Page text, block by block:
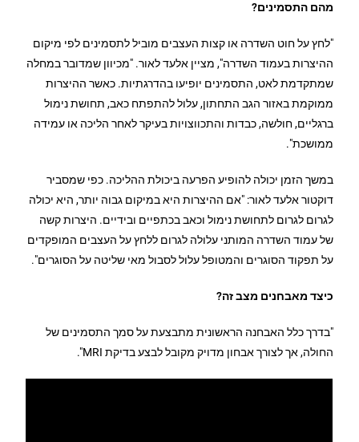
מהם התסמינים?
"לחץ על חוט השדרה או קצות העצבים מוביל לתסמינים לפי מיקום
ההיצרות בעמוד השדרה", מציין אלעד לאור. "מכיוון שמדובר במחלה
שמתקדמת לאט, התסמינים יופיעו בהדרגתיות. כאשר ההיצרות
ממוקמת באזור הגב התחתון, עלול להתפתח כאב, תחושת נימול
ברגליים, חולשה, כבדות והתכווצויות בעיקר לאחר הליכה או עמידה
ממושכת".
במשך הזמן יכולה להופיע הפרעה ביכולת ההליכה. כפי שמסביר
דוקטור אלעד לאור: "אם ההיצרות היא במיקום גבוה יותר, היא יכולה
לגרום לגרום לתחושת נימול וכאב בכתפיים ובידיים. היצרות קשה
של עמוד השדרה המותני עלולה לגרום ללחץ על העצבים המופקדים
על תפקוד הסוגרים והמטופל עלול לסבול מאי שליטה על הסוגרים".
כיצד מאבחנים מצב זה?
"בדרך כלל האבחנה הראשונית מתבצעת על סמך התסמינים של
החולה, אך לצורך אבחון מדויק מקובל לבצע בדיקת MRI".